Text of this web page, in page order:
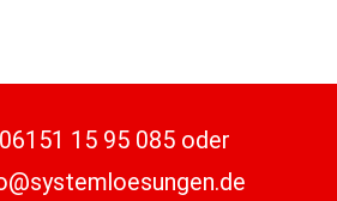
06151 15 95 085 oder